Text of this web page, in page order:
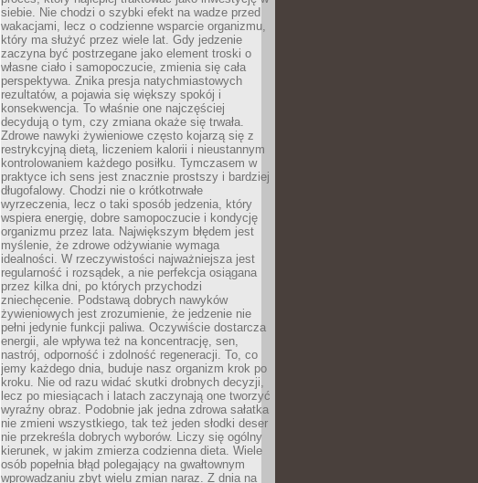
siebie. Nie chodzi o szybki efekt na wadze przed
wakacjami, lecz o codzienne wsparcie organizmu,
który ma służyć przez wiele lat. Gdy jedzenie
zaczyna być postrzegane jako element troski o
własne ciało i samopoczucie, zmienia się cała
perspektywa. Znika presja natychmiastowych
rezultatów, a pojawia się większy spokój i
konsekwencja. To właśnie one najczęściej
decydują o tym, czy zmiana okaże się trwała.
Zdrowe nawyki żywieniowe często kojarzą się z
restrykcyjną dietą, liczeniem kalorii i nieustannym
kontrolowaniem każdego posiłku. Tymczasem w
praktyce ich sens jest znacznie prostszy i bardziej
długofalowy. Chodzi nie o krótkotrwałe
wyrzeczenia, lecz o taki sposób jedzenia, który
wspiera energię, dobre samopoczucie i kondycję
organizmu przez lata. Największym błędem jest
myślenie, że zdrowe odżywianie wymaga
idealności. W rzeczywistości najważniejsza jest
regularność i rozsądek, a nie perfekcja osiągana
przez kilka dni, po których przychodzi
zniechęcenie. Podstawą dobrych nawyków
żywieniowych jest zrozumienie, że jedzenie nie
pełni jedynie funkcji paliwa. Oczywiście dostarcza
energii, ale wpływa też na koncentrację, sen,
nastrój, odporność i zdolność regeneracji. To, co
jemy każdego dnia, buduje nasz organizm krok po
kroku. Nie od razu widać skutki drobnych decyzji,
lecz po miesiącach i latach zaczynają one tworzyć
wyraźny obraz. Podobnie jak jedna zdrowa sałatka
nie zmieni wszystkiego, tak też jeden słodki deser
nie przekreśla dobrych wyborów. Liczy się ogólny
kierunek, w jakim zmierza codzienna dieta. Wiele
osób popełnia błąd polegający na gwałtownym
wprowadzaniu zbyt wielu zmian naraz. Z dnia na